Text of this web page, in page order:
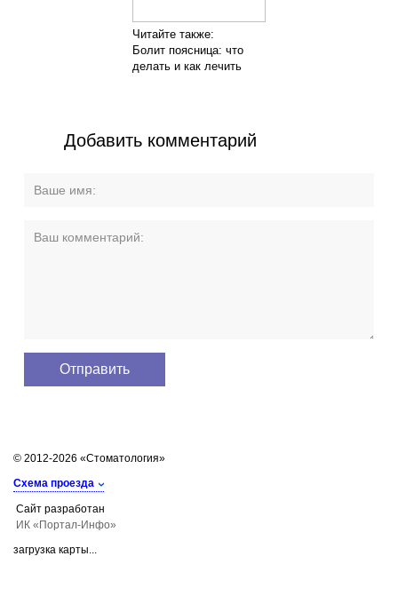
Читайте также:
Болит поясница: что
делать и как лечить
Добавить комментарий
© 2012-2026 «Стоматология»
Схема проезда
Сайт разработан
ИК «Портал-Инфо»
загрузка карты...